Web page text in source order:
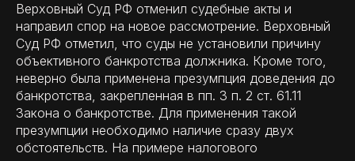
Верховный Суд РФ отменил судебные акты и
направил спор на новое рассмотрение. Верховный
Суд РФ отметил, что суды не установили причину
объективного банкротства должника. Кроме того,
неверно была применена презумпция доведения до
банкротства, закрепленная в пп. 3 п. 2 ст. 61.11
Закона о банкротстве. Для применения такой
презумпции необходимо наличие сразу двух
обстоятельств. На примере налогового